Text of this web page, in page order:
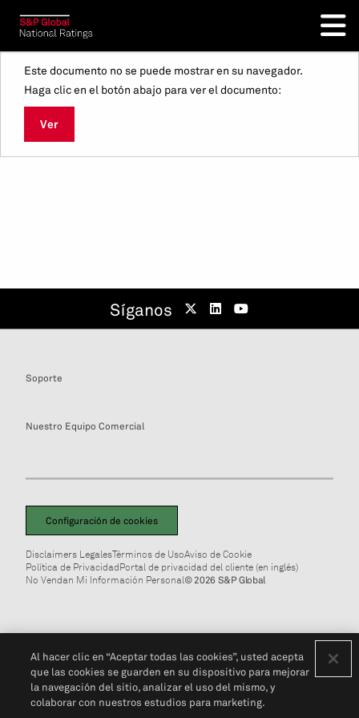
Este documento no se puede mostrar en su navegador.
Haga clic en el botón abajo para ver el documento:
Ver
Síganos
Soporte
Nuestro Equipo Comercial
Configuración de cookies
Disclaimers LegalesTérminos de UsoAviso de Cookie
Política de PrivacidadPortal de privacidad del cliente (en inglés)
No Vendan Mi Información Personal© 2026 S&P Global
Al hacer clic en “Aceptar todas las cookies”, usted acepta
que las cookies se guarden en su dispositivo para mejorar
la navegación del sitio, analizar el uso del mismo, y
colaborar con nuestros estudios para marketing.